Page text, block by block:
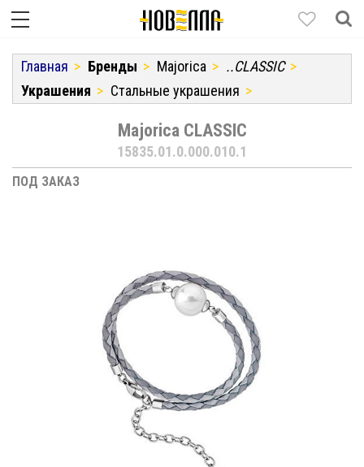
Главная Бренды Majorica
..CLASSIC
Украшения
Стальные украшения
Majorica CLASSIC
15835.01.0.000.010.1
ПОД ЗАКАЗ